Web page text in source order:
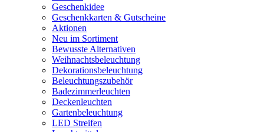
Geschenkidee
Geschenkkarten & Gutscheine
Aktionen
Neu im Sortiment
Bewusste Alternativen
Weihnachtsbeleuchtung
Dekorationsbeleuchtung
Beleuchtungszubehör
Badezimmerleuchten
Deckenleuchten
Gartenbeleuchtung
LED Streifen